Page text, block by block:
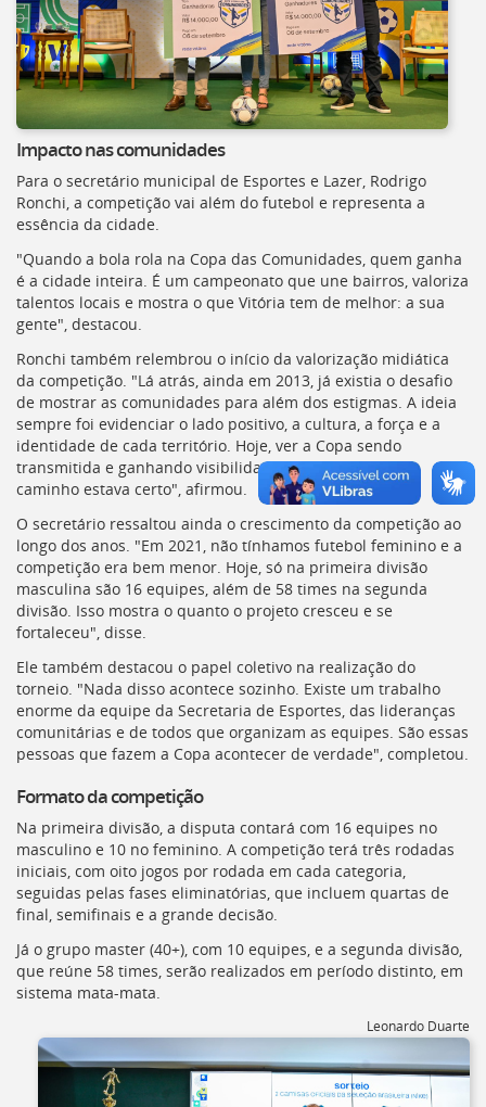
Impacto nas comunidades
Para o secretário municipal de Esportes e Lazer, Rodrigo
Ronchi, a competição vai além do futebol e representa a
essência da cidade.
"Quando a bola rola na Copa das Comunidades, quem ganha
é a cidade inteira. É um campeonato que une bairros, valoriza
talentos locais e mostra o que Vitória tem de melhor: a sua
gente", destacou.
Ronchi também relembrou o início da valorização midiática
da competição. "Lá atrás, ainda em 2013, já existia o desafio
de mostrar as comunidades para além dos estigmas. A ideia
sempre foi evidenciar o lado positivo, a cultura, a força e a
identidade de cada território. Hoje, ver a Copa sendo
transmitida e ganhando visibilidade mostra que esse
caminho estava certo", afirmou.
O secretário ressaltou ainda o crescimento da competição ao
longo dos anos. "Em 2021, não tínhamos futebol feminino e a
competição era bem menor. Hoje, só na primeira divisão
masculina são 16 equipes, além de 58 times na segunda
divisão. Isso mostra o quanto o projeto cresceu e se
fortaleceu", disse.
Ele também destacou o papel coletivo na realização do
torneio. "Nada disso acontece sozinho. Existe um trabalho
enorme da equipe da Secretaria de Esportes, das lideranças
comunitárias e de todos que organizam as equipes. São essas
pessoas que fazem a Copa acontecer de verdade", completou.
Formato da competição
Na primeira divisão, a disputa contará com 16 equipes no
masculino e 10 no feminino. A competição terá três rodadas
iniciais, com oito jogos por rodada em cada categoria,
seguidas pelas fases eliminatórias, que incluem quartas de
final, semifinais e a grande decisão.
Já o grupo master (40+), com 10 equipes, e a segunda divisão,
que reúne 58 times, serão realizados em período distinto, em
sistema mata-mata.
Leonardo Duarte